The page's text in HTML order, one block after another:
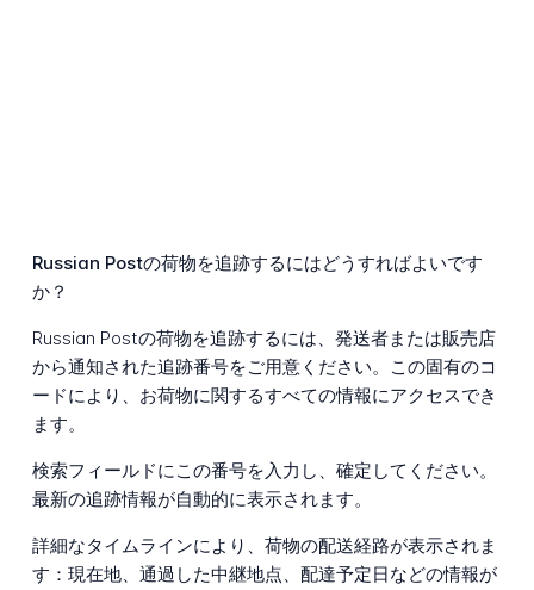
Russian Postの荷物を追跡するにはどうすればよいです
か？
Russian Postの荷物を追跡するには、発送者または販売店
から通知された追跡番号をご用意ください。この固有のコ
ードにより、お荷物に関するすべての情報にアクセスでき
ます。
検索フィールドにこの番号を入力し、確定してください。
最新の追跡情報が自動的に表示されます。
詳細なタイムラインにより、荷物の配送経路が表示されま
す：現在地、通過した中継地点、配達予定日などの情報が